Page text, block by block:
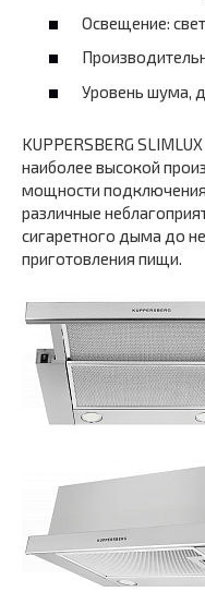
Освещение:
Уровень шума,
KUPPERSBERG
наиболее высокой
мощности подключения
различные
сигаретного дыма до
приготовления пищи.